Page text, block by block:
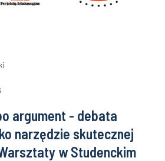
argument - debata
narzędzie skutecznej
w Studenckim